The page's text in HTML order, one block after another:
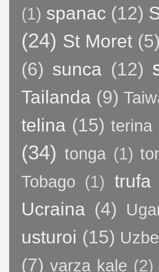
(1) spanac (12)
(24) St Moret (5)
(6) sunca (12)
Tailanda (9)
telina (15) terina
(34) tonga (1)
Tobago (1) trufa
Ucraina (4)
usturoi (15)
(7) varza kale (2)